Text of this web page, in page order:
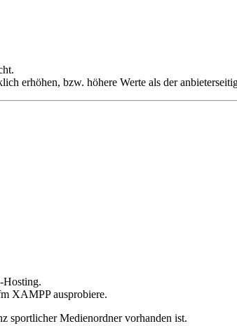
erhöhen, bzw. höhere Werte als der
Hosting.
XAMPP ausprobiere.
sportlicher Medienordner vorhanden ist.